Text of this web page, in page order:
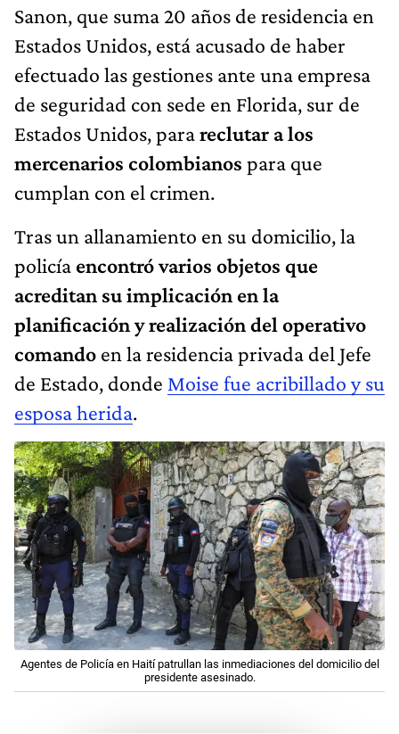
Sanon, que suma 20 años de residencia en
Estados Unidos, está acusado de haber
efectuado las gestiones ante una empresa
de seguridad con sede en Florida, sur de
Estados Unidos, parareclutar a los
mercenarios colombianos para que
cumplan con el crimen.
Tras un allanamiento en su domicilio, la
policía encontró varios objetos que
acreditan su implicación en la
planificación y realización del operativo
comando en la residencia privada del Jefe
de Estado, donde Moise fue acribillado y su
esposa herida.
Agentes de Policía en Haití patrullan las inmediaciones del domicilio del
presidente asesinado.